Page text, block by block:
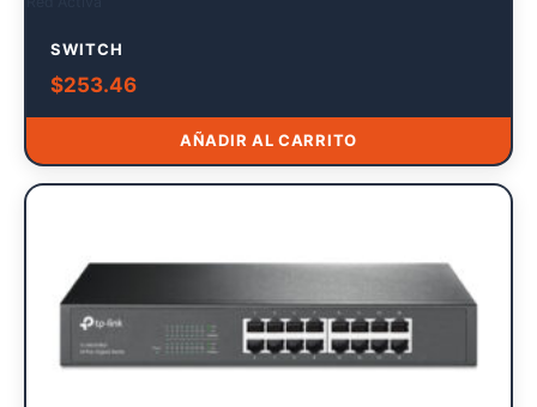
SWITCH
$253.46
AÑADIR AL CARRITO